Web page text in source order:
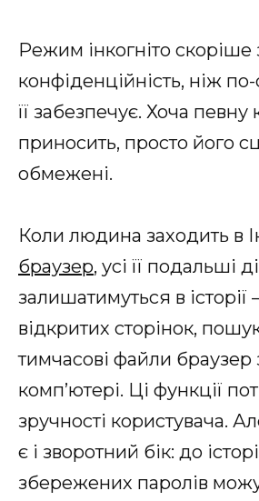
Режим інкогніто
конфіденційність, ніж
її забезпечує. Хоча певну
приносить, просто його
обмежені.
Коли людина заходить в
браузер, усі її подальші
залишатимуться в історії
відкритих сторінок,
тимчасові файли
комп’ютері. Ці функції
зручності користувача.
є і зворотний бік: до
збережених паролів